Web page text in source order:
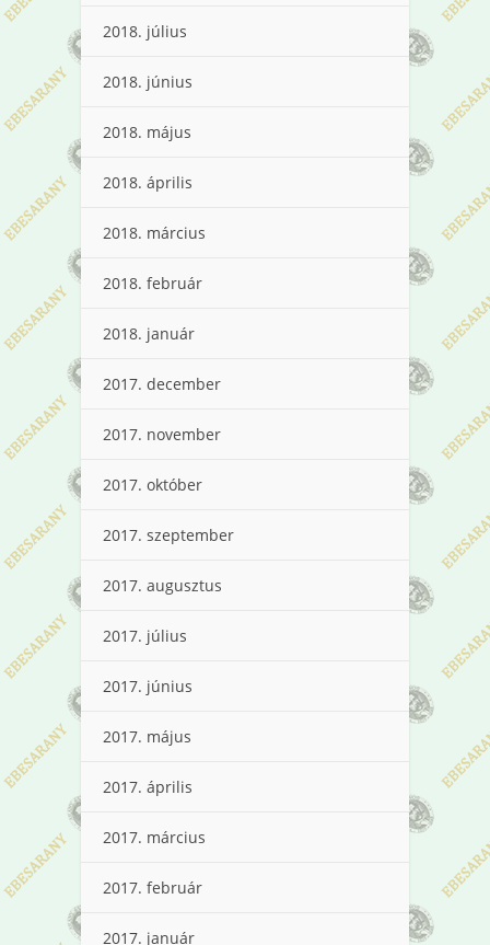
2018. július
2018. június
2018. május
2018. április
2018. március
2018. február
2018. január
2017. december
2017. november
2017. október
2017. szeptember
2017. augusztus
2017. július
2017. június
2017. május
2017. április
2017. március
2017. február
2017. január